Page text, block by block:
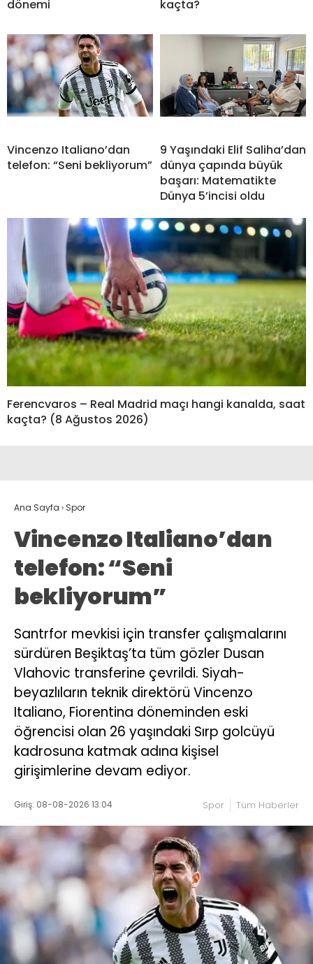
dönemi kaçta?
Vincenzo Italiano’dan
telefon: “Seni bekliyorum”
9 Yaşındaki Elif Saliha’dan
dünya çapında büyük
başarı: Matematikte
Dünya 5’incisi oldu
Ferencvaros – Real Madrid maçı hangi kanalda, saat
kaçta? (8 Ağustos 2026)
Ana Sayfa › Spor
Vincenzo Italiano’dan
telefon: “Seni
bekliyorum”
Santrfor mevkisi için transfer çalışmalarını
sürdüren Beşiktaş’ta tüm gözler Dusan
Vlahovic transferine çevrildi. Siyah-
beyazlıların teknik direktörü Vincenzo
Italiano, Fiorentina döneminden eski
öğrencisi olan 26 yaşındaki Sırp golcüyü
kadrosuna katmak adına kişisel
girişimlerine devam ediyor.
Giriş: 08-08-2026 13:04 Spor Tüm Haberler